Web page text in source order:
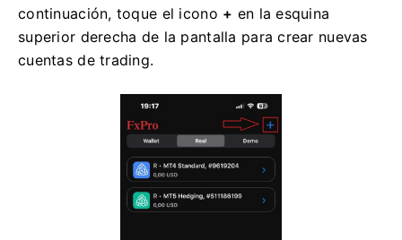
continuación, toque el icono + en la esquina
superior derecha de la pantalla para crear nuevas
cuentas de trading.